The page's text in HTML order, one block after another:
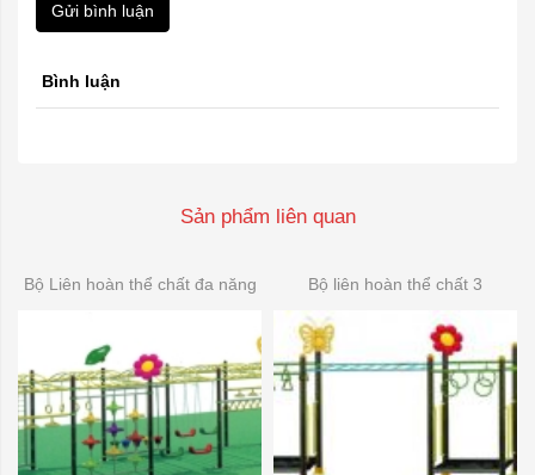
Gửi bình luận
Bình luận
Sản phẩm liên quan
Bộ Liên hoàn thể chất đa năng Bộ liên hoàn thể chất 3